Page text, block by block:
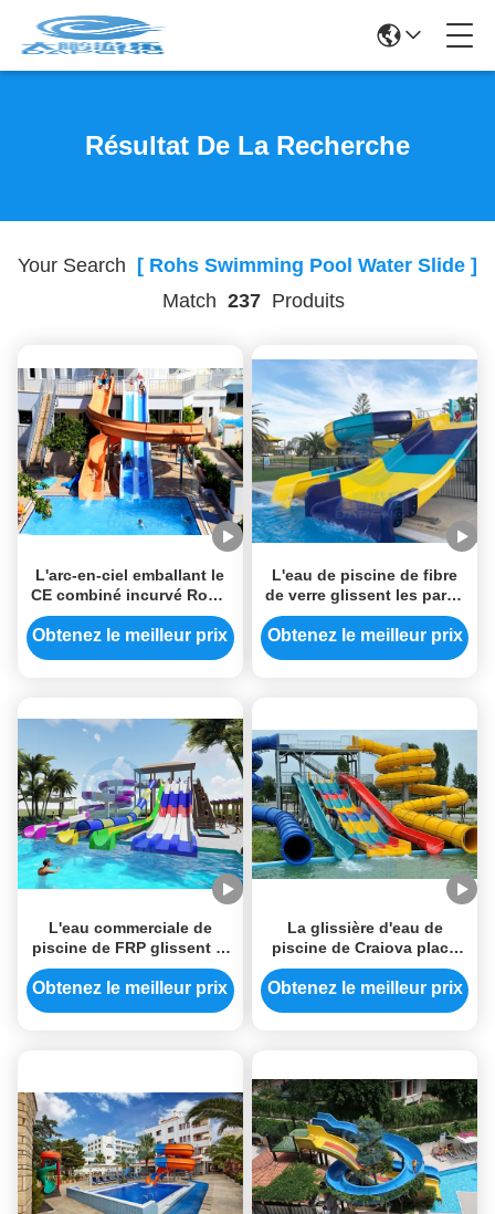
Résultat De La Recherche
Your Search [ Rohs Swimming Pool Water Slide ]
Match 237Produits
L'arc-en-ciel emballant le
CE combiné incurvé RoHS
de glissière d'eau de
piscine a approuvé
Obtenez le meilleur prix
L'eau de piscine de fibre
de verre glissent les parcs
occidentaux de plage
recourent Aqua Slide Sets
Obtenez le meilleur prix
L'eau commerciale de
piscine de FRP glissent la
taille combinée de 7m pour
tous les âges
Obtenez le meilleur prix
La glissière d'eau de
piscine de Craiova place
les glissières énormes de
parc aquatique de fibre de
Obtenez le meilleur prix